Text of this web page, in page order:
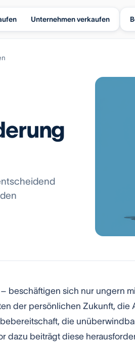
Unternehmen verkaufen
beschäftigen sich nur ungern
der persönlichen Zukunft, die
die
dazu beiträgt diese